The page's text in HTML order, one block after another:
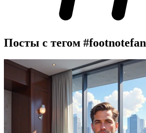
Посты с тегом #footnotefan